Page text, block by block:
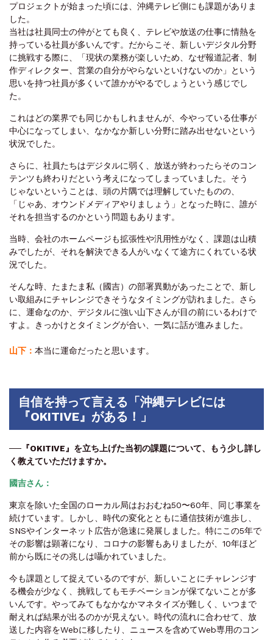
プロジェクトが始まった頃には、沖縄テレビ側にも課題がありま
した。
当社は社員同士の仲がとても良く、テレビや放送の仕事に情熱を
持っている社員が多いんです。だからこそ、新しいデジタル分野
に挑戦する際に、「現状の業務が楽しいため、なぜ報道記者、制
作ディレクター、営業の自分がやらないといけないのか」という
思いを持つ社員が多くいて誰かがやるでしょうという感じでし
た。
これはどの業界でも同じかもしれませんが、今やっている仕事が
中心になってしまい、なかなか新しい分野に踏み出せないという
状況でした。
さらに、社員たちはデジタルに弱く、放送が終わったらそのコン
テンツも終わりだという考えになってしまっていました。そう
じゃないということは、頭の片隅では理解していたものの、
「じゃあ、オウンドメディアやりましょう」となった時に、誰が
それを担当するのかという問題もあります。
当時、会社のホームページも拡張性や汎用性がなく、課題は山積
みでしたが、それを解決できる人がいなくて途方にくれている状
況でした。
そんな時、たまたま私（國吉）の部署異動があったことで、新し
い取組みにチャレンジできそうなタイミングが訪れました。さら
に、運命なのか、デジタルに強い山下さんが目の前にいるわけで
すよ。きっかけとタイミングが合い、一気に話が進みました。
山下： 本当に運命だったと思います。
自信を持って言える「沖縄テレビには
『OKITIVE』がある！」
── 『OKITIVE』を立ち上げた当初の課題について、もう少し詳し
く教えていただけますか。
國吉さん：
東京を除いた全国のローカル局はおおむね50〜60年、同じ事業を
続けています。しかし、時代の変化とともに通信技術が進歩し、
SNSやインターネット広告が急速に発展しました。特にこの5年で
その影響は顕著になり、コロナの影響もありましたが、10年ほど
前から既にその兆しは囁かれていました。
今も課題として捉えているのですが、新しいことにチャレンジす
る機会が少なく、挑戦してもモチベーションが保てないことが多
いんです。やってみてもなかなかマネタイズが難しく、いつまで
耐えれば結果が出るのかが見えない。時代の流れに合わせて、放
送した内容をWebに移したり、ニュースを含めてWeb専用のコン